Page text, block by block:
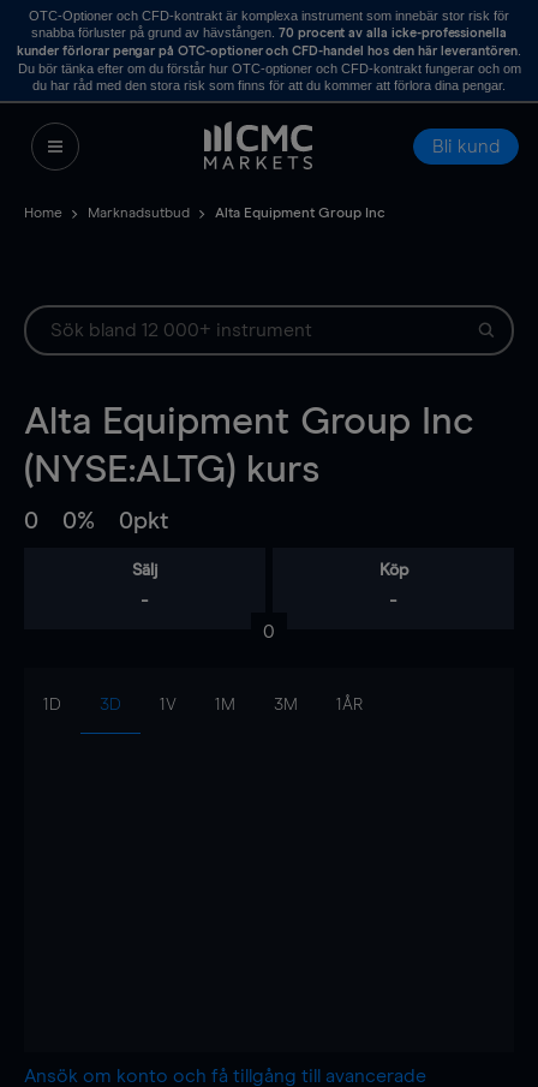
OTC-Optioner och CFD-kontrakt är komplexa instrument som innebär stor risk för
snabba förluster på grund av hävstången. 70 procent av alla icke-professionella
kunder förlorar pengar på OTC-optioner och CFD-handel hos den här leverantören.
Du bör tänka efter om du förstår hur OTC-optioner och CFD-kontrakt fungerar och om
du har råd med den stora risk som finns för att du kommer att förlora dina pengar.
Bli kund
Home Marknadsutbud Alta Equipment Group Inc
Alta Equipment Group Inc
(NYSE:ALTG) kurs
0 0% 0pkt
Sälj
-
Köp
-
0
1D 3D 1V 1M 3M 1ÅR
Ansök om konto och få tillgång till avancerade